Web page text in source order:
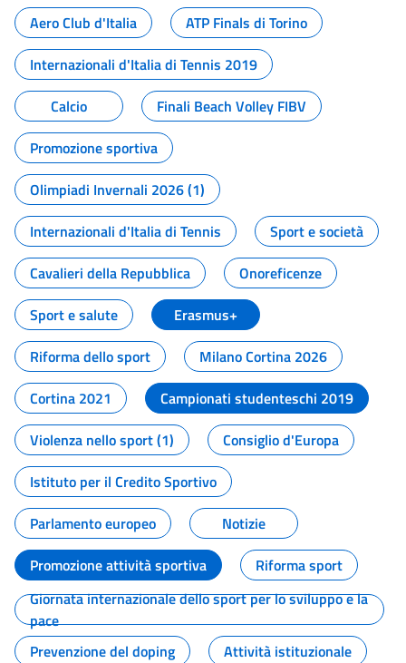
Aero Club d'Italia
ATP Finals di Torino
Internazionali d'Italia di Tennis 2019
Calcio
Finali Beach Volley FIBV
Promozione sportiva
Olimpiadi Invernali 2026 (1)
Internazionali d'Italia di Tennis
Sport e società
Cavalieri della Repubblica
Onoreficenze
Sport e salute
Erasmus+
Riforma dello sport
Milano Cortina 2026
Cortina 2021
Campionati studenteschi 2019
Violenza nello sport (1)
Consiglio d'Europa
Istituto per il Credito Sportivo
Parlamento europeo
Notizie
Promozione attività sportiva
Riforma sport
Giornata internazionale dello sport per lo sviluppo e la
pace
Prevenzione del doping
Attività istituzionale